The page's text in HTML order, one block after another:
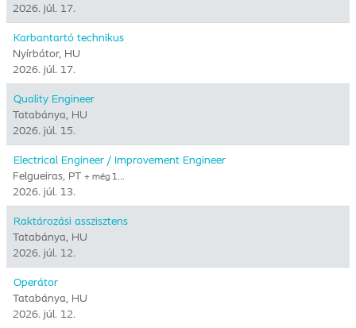
2026. júl. 17.
Karbantartó technikus
Nyírbátor, HU
2026. júl. 17.
Quality Engineer
Tatabánya, HU
2026. júl. 15.
Electrical Engineer / Improvement Engineer
Felgueiras, PT + még 1…
2026. júl. 13.
Raktározási asszisztens
Tatabánya, HU
2026. júl. 12.
Operátor
Tatabánya, HU
2026. júl. 12.